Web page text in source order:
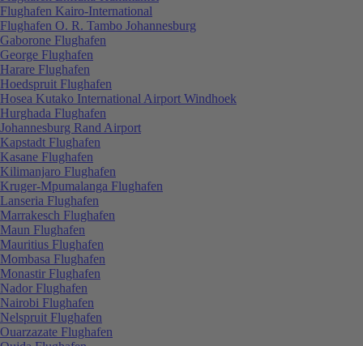
Flughafen Kairo-International
Flughafen O. R. Tambo Johannesburg
Gaborone Flughafen
George Flughafen
Harare Flughafen
Hoedspruit Flughafen
Hosea Kutako International Airport Windhoek
Hurghada Flughafen
Johannesburg Rand Airport
Kapstadt Flughafen
Kasane Flughafen
Kilimanjaro Flughafen
Kruger-Mpumalanga Flughafen
Lanseria Flughafen
Marrakesch Flughafen
Maun Flughafen
Mauritius Flughafen
Mombasa Flughafen
Monastir Flughafen
Nador Flughafen
Nairobi Flughafen
Nelspruit Flughafen
Ouarzazate Flughafen